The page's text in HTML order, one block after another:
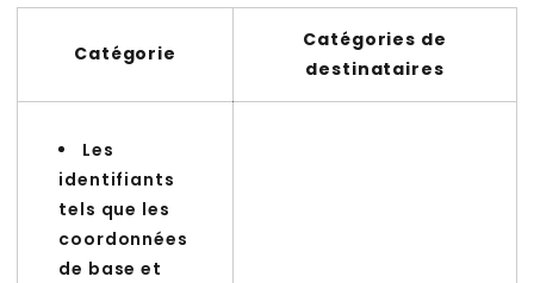
Catégorie
Catégories de
destinataires
Les
identifiants
tels que les
coordonnées
de base et